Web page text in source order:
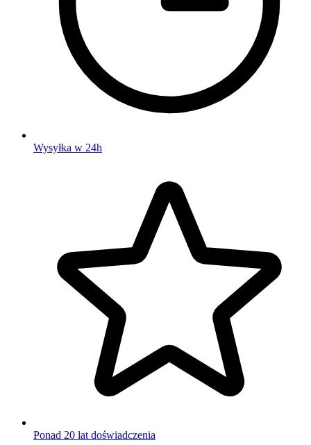
Wysyłka w 24h
Ponad 20 lat doświadczenia